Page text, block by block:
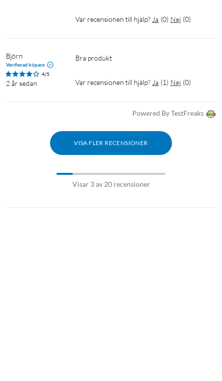
Var recensionen till hjälp? Ja (0) Nej (0)
Björn
Verifierad köpare
4/5
2 år sedan
Bra produkt
Var recensionen till hjälp? Ja (1) Nej (0)
Powered By TestFreaks
VISA FLER RECENSIONER
Visar 3 av 20 recensioner